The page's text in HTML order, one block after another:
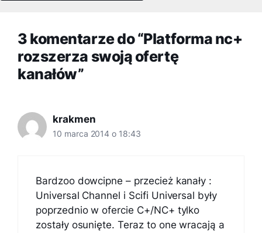
3 komentarze do “Platforma nc+
rozszerza swoją ofertę
kanałów”
krakmen
10 marca 2014 o 18:43
Bardzoo dowcipne – przecież kanały :
Universal Channel i Scifi Universal były
poprzednio w ofercie C+/NC+ tylko
zostały osunięte. Teraz to one wracają a